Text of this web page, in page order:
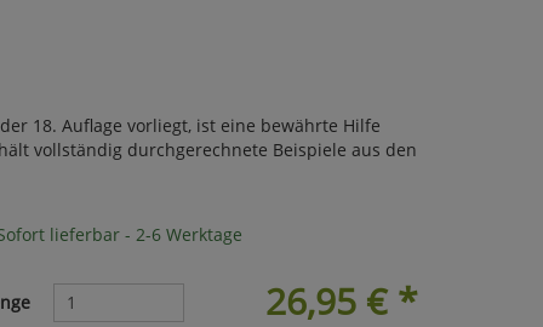
18. Auflage vorliegt, ist eine bewährte Hilfe
vollständig durchgerechnete Beispiele aus den
lieferbar - 2-6 Werktage
26,95 €*